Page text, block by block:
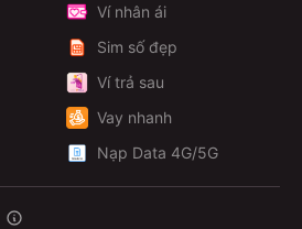
Ví nhân ái
Sim số đẹp
Ví trả sau
Vay nhanh
Nạp Data 4G/5G